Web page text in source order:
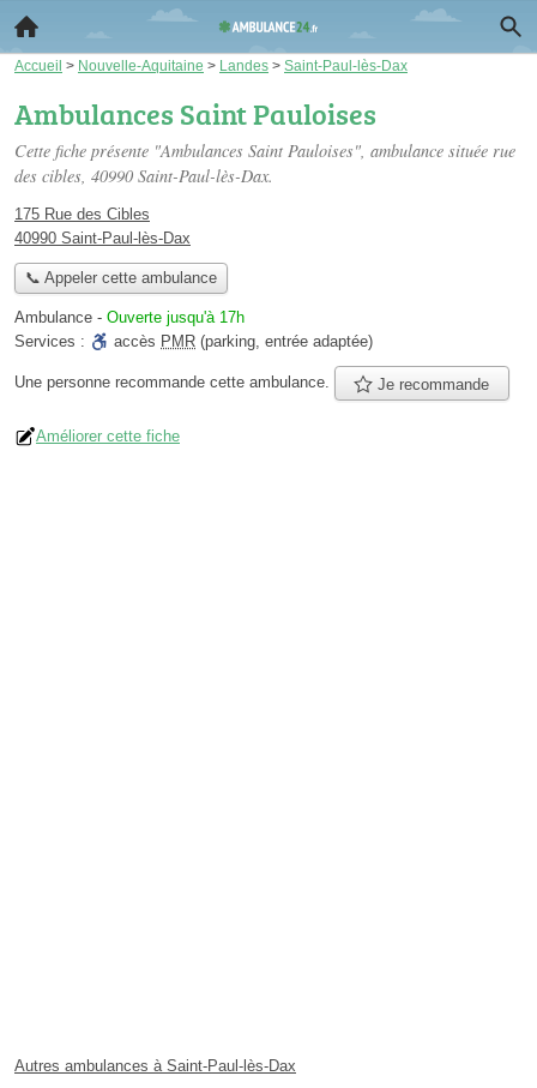
Accueil > Nouvelle-Aquitaine > Landes > Saint-Paul-lès-Dax
Ambulances Saint Pauloises
Cette fiche présente "Ambulances Saint Pauloises", ambulance située rue
des cibles, 40990 Saint-Paul-lès-Dax.
175 Rue des Cibles
40990 Saint-Paul-lès-Dax
📞 Appeler cette ambulance
Ambulance - Ouverte jusqu'à 17h
Services :
accès PMR (parking, entrée adaptée)
Une personne recommande cette ambulance. Je recommande
Améliorer cette fiche
Autres ambulances à Saint-Paul-lès-Dax